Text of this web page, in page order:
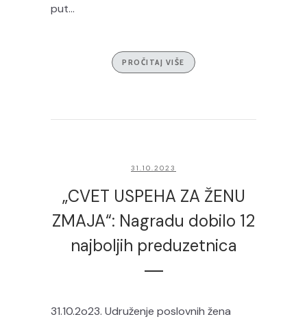
put...
PROČITAJ VIŠE
31.10.2023
„CVET USPEHA ZA ŽENU
ZMAJA“: Nagradu dobilo 12
najboljih preduzetnica
31.10.2o23. Udruženje poslovnih žena